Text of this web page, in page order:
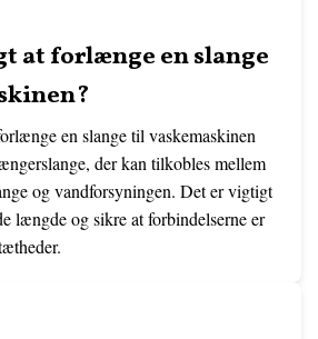
at forlænge en slange
en slange til vaskemaskinen
der kan tilkobles mellem
og vandforsyningen. Det er vigtigt
længde og sikre at forbindelserne er